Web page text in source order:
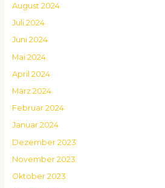
August 2024
Juli 2024
Juni 2024
Mai 2024
April 2024
März 2024
Februar 2024
Januar 2024
Dezember 2023
November 2023
Oktober 2023